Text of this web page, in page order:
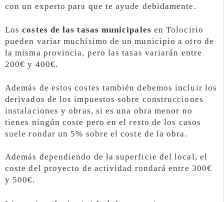
con un experto para que te ayude debidamente.
Loscostes de las tasas municipales en Tolocirio
pueden variar muchísimo de un municipio a otro de
la misma provincia, pero las tasas variarán entre
200€ y 400€.
Además de estos costes también debemos incluir los
derivados de los impuestos sobre construcciones
instalaciones y obras, si es una obra menor no
tienes ningún coste pero en el resto de los casos
suele rondar un 5% sobre el coste de la obra.
Además dependiendo de la superficie del local, el
coste del proyecto de actividad rondará entre 300€
y 500€.